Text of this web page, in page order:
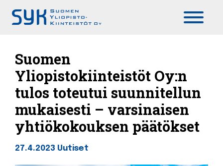
Suomen
Yliopistokiinteistöt Oy:n
tulos toteutui suunnitellun
mukaisesti – varsinaisen
yhtiökokouksen päätökset
27.4.2023 Uutiset